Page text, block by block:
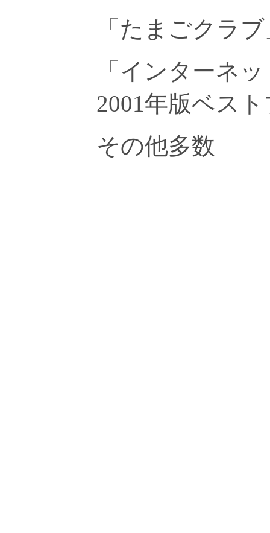
「たまごクラ
「インターネ
2001年版ベス
その他多数